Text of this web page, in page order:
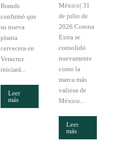
Brands
confirmó que
su nueva
planta
cervecera en
Veracruz
iniciará...
Leer
más
México| 31
de julio de
2026 Corona
Extra se
consolidó
nuevamente
como la
marca más
valiosa de
México...
Leer
más